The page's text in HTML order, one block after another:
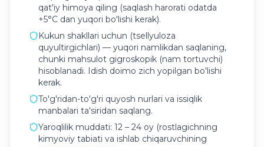
qat'iy himoya qiling (saqlash harorati odatda
+5°C dan yuqori bo'lishi kerak).
Kukun shakllari uchun (tsellyuloza
quyultirgichlari) — yuqori namlikdan saqlaning,
chunki mahsulot gigroskopik (nam tortuvchi)
hisoblanadi. Idish doimo zich yopilgan bo'lishi
kerak.
To'g'ridan-to'g'ri quyosh nurlari va issiqlik
manbalari ta'siridan saqlang.
Yaroqlilik muddati: 12 – 24 oy (rostlagichning
kimyoviy tabiati va ishlab chiqaruvchining